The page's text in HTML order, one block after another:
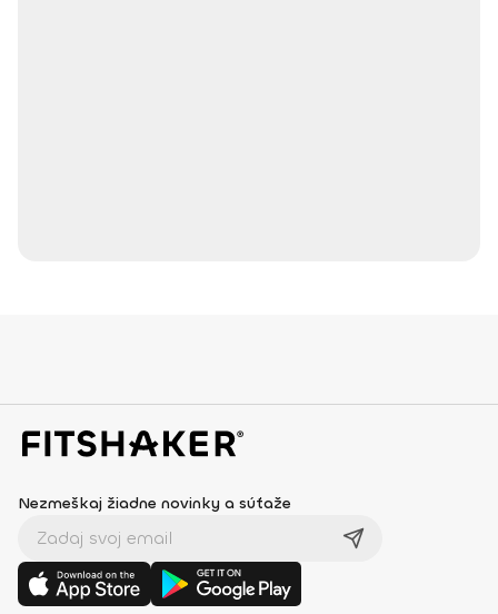
Nezmeškaj žiadne novinky a súťaže